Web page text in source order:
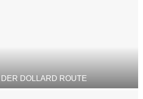
DOLLARD ROUTE